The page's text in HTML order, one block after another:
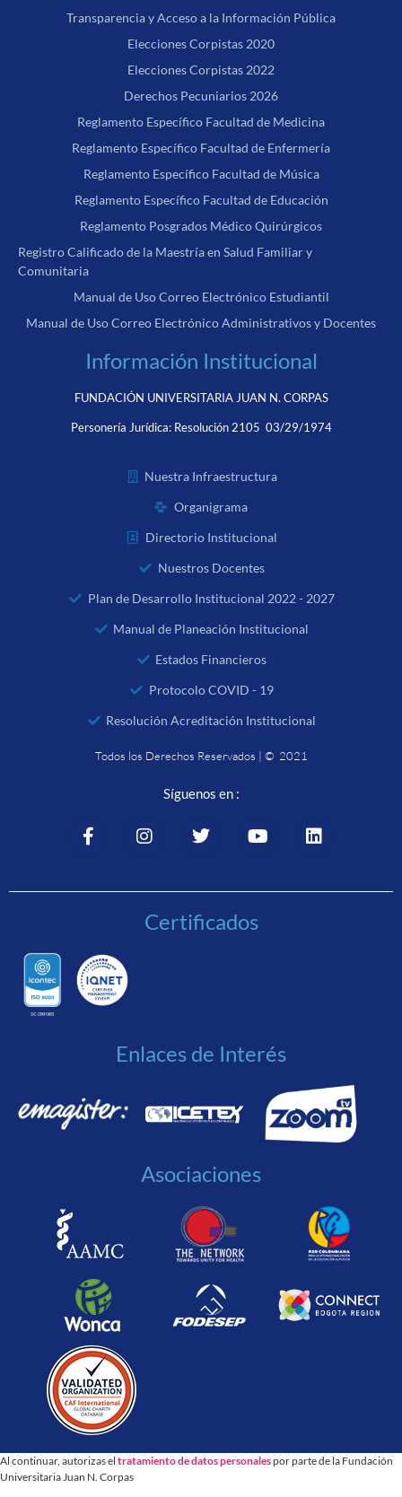
Transparencia y Acceso a la Información Pública
Elecciones Corpistas 2020
Elecciones Corpistas 2022
Derechos Pecuniarios 2026
Reglamento Específico Facultad de Medicina
Reglamento Específico Facultad de Enfermería
Reglamento Específico Facultad de Música
Reglamento Específico Facultad de Educación
Reglamento Posgrados Médico Quirúrgicos
Registro Calificado de la Maestría en Salud Familiar y
Comunitaria
Manual de Uso Correo Electrónico Estudiantil
Manual de Uso Correo Electrónico Administrativos y Docentes
Información Institucional
FUNDACIÓN UNIVERSITARIA JUAN N. CORPAS
Personería Jurídica: Resolución 2105 03/29/1974
Nuestra Infraestructura
Organigrama
Directorio Institucional
Nuestros Docentes
Plan de Desarrollo Institucional 2022 - 2027
Manual de Planeación Institucional
Estados Financieros
Protocolo COVID - 19
Resolución Acreditación Institucional
Todos los Derechos Reservados | © 2021
Síguenos en :
Certificados
Enlaces de Interés
Asociaciones
Al continuar, autorizas el tratamiento de datos personalespor parte de la Fundación
Universitaria Juan N. Corpas